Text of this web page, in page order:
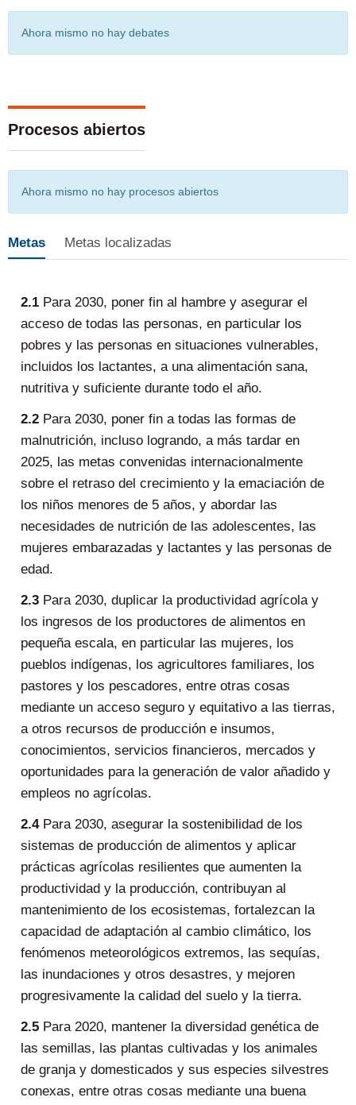
debido principalmente a los conflictos causados por los
seres humanos, el cambio climático y las recesiones
más que estarían en riesgo de padecer hambre severa a
finales de 2020.
Con más de250 millones de personas que podrían
encontrarse al borde de la hambruna , es necesario
actuar rápidamente para proporcionar alimentos y ayuda
Al mismo tiempo, es necesario llevar a cabo un cambio
profundo en el sistema agroalimentario mundial si
queremos alimentar a más de 820 millones de personas
que vivirán en el mundo en 2050. El aumento de la
productividad agrícola y la producción alimentaria
sostenible son cruciales para ayudar a aliviar los riesgos
del hambre.
Ahora mismo no hay debates
Procesos abiertos
Ahora mismo no hay procesos abiertos
Metas Metas localizadas
2.1 Para 2030, poner fin al hambre y asegurar el
acceso de todas las personas, en particular los
pobres y las personas en situaciones vulnerables,
incluidos los lactantes, a una alimentación sana,
nutritiva y suficiente durante todo el año.
2.2 Para 2030, poner fin a todas las formas de
malnutrición, incluso logrando, a más tardar en
2025, las metas convenidas internacionalmente
sobre el retraso del crecimiento y la emaciación de
los niños menores de 5 años, y abordar las
necesidades de nutrición de las adolescentes, las
mujeres embarazadas y lactantes y las personas de
edad.
2.3 Para 2030, duplicar la productividad agrícola y
los ingresos de los productores de alimentos en
pequeña escala, en particular las mujeres, los
pueblos indígenas, los agricultores familiares, los
pastores y los pescadores, entre otras cosas
mediante un acceso seguro y equitativo a las tierras,
a otros recursos de producción e insumos,
conocimientos, servicios financieros, mercados y
oportunidades para la generación de valor añadido y
empleos no agrícolas.
2.4 Para 2030, asegurar la sostenibilidad de los
sistemas de producción de alimentos y aplicar
prácticas agrícolas resilientes que aumenten la
productividad y la producción, contribuyan al
mantenimiento de los ecosistemas, fortalezcan la
capacidad de adaptación al cambio climático, los
fenómenos meteorológicos extremos, las sequías,
las inundaciones y otros desastres, y mejoren
progresivamente la calidad del suelo y la tierra.
2.5 Para 2020, mantener la diversidad genética de
las semillas, las plantas cultivadas y los animales
de granja y domesticados y sus especies silvestres
conexas, entre otras cosas mediante una buena